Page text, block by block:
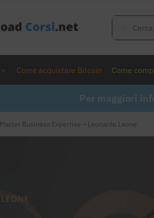
Cerca
Come acquistare Bitcoin Come
Per maggiori
Master Business Expertise – Leonardo Leone